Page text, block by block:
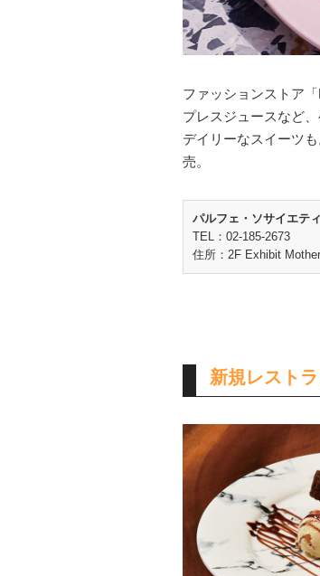
ファッションストア
プレスジュースなど
デイリーなスイーツ
売。
パルフェ・ソサイエティ
TEL：02-185-2673
住所：2F Exhibit
新規レスト